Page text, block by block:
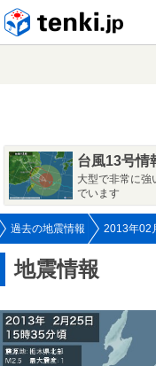
台風13号情
大型で非常に強
でいます
過去の地震情報 2013年02
地震情報